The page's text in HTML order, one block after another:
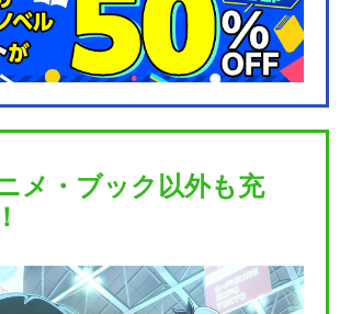
メ・ブック以外も充